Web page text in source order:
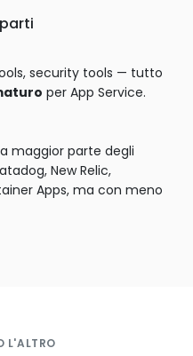
security tools — tutto
per App Service.
maggior parte degli
New Relic,
Apps, ma con meno
L'ALTRO